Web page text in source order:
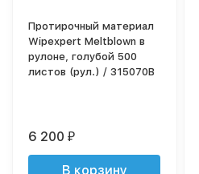
Протирочный материал
Wipexpert Meltblown в
рулоне, голубой 500
листов (рул.) / 315070B
6 200₽
В корзину